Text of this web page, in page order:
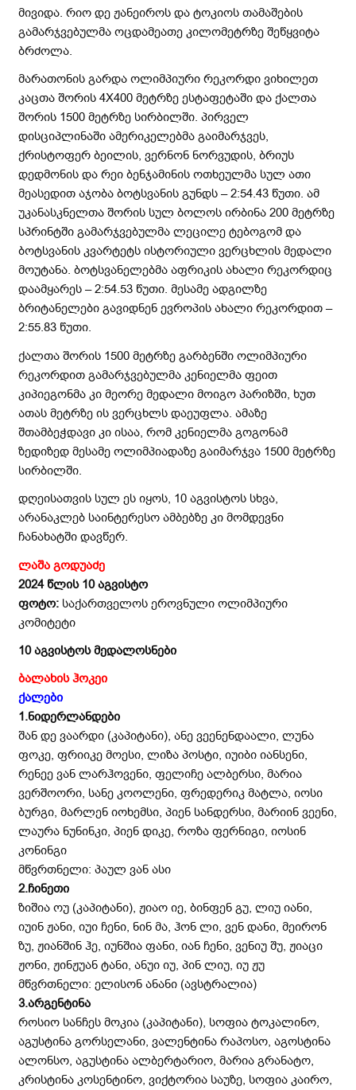
მივიდა. რიო დე ჟანეიროს და ტოკიოს თამაშების
გამარჯვებულმა ოცდამეათე კილომეტრზე შეწყვიტა
ბრძოლა.
მარათონის გარდა ოლიმპიური რეკორდი ვიხილეთ
კაცთა შორის 4X400 მეტრზე ესტაფეტაში და ქალთა
შორის 1500 მეტრზე სირბილში. პირველ
დისციპლინაში ამერიკელებმა გაიმარჯვეს,
ქრისტოფერ ბეილის, ვერნონ ნორვუდის, ბრიუს
დედმონის და რეი ბენჯამინის ოთხეულმა სულ ათი
მეასედით აჯობა ბოტსვანის გუნდს – 2:54.43 წუთი. ამ
უკანასკნელთა შორის სულ ბოლოს ირბინა 200 მეტრზე
სპრინტში გამარჯვებულმა ლეცილე ტებოგომ და
ბოტსვანის კვარტეტს ისტორიული ვერცხლის მედალი
მოუტანა. ბოტსვანელებმა აფრიკის ახალი რეკორდიც
დაამყარეს – 2:54.53 წუთი. მესამე ადგილზე
ბრიტანელები გავიდნენ ევროპის ახალი რეკორდით –
2:55.83 წუთი.
ქალთა შორის 1500 მეტრზე გარბენში ოლიმპიური
რეკორდით გამარჯვებულმა კენიელმა ფეით
კიპიეგონმა კი მეორე მედალი მოიგო პარიზში, ხუთ
ათას მეტრზე ის ვერცხლს დაეუფლა. ამაზე
შთამბეჭდავი კი ისაა, რომ კენიელმა გოგონამ
ზედიზედ მესამე ოლიმპიადაზე გაიმარჯვა 1500 მეტრზე
სირბილში.
დღეისათვის სულ ეს იყოს, 10 აგვისტოს სხვა,
არანაკლებ საინტერესო ამბებზე კი მომდევნი
ჩანახატში დავწერ.
ლაშა გოდუაძე
2024 წლის 10 აგვისტო
ფოტო: საქართველოს ეროვნული ოლიმპიური
კომიტეტი
10 აგვისტოს მედალოსნები
ბალახის ჰოკეი
ქალები
1.ნიდერლანდები
შან დე ვაარდი (კაპიტანი), ანე ვეენენდაალი, ლუნა
ფოკე, ფრიიკე მოესი, ლიზა პოსტი, იუიბი იანსენი,
რენეე ვან ლარჰოვენი, ფელიჩე ალბერსი, მარია
ვერშოორი, სანე კოოლენი, ფრედერიკ მატლა, იოსი
ბურგი, მარლენ იოხემსი, პიენ სანდერსი, მარიინ ვეენი,
ლაურა ნუნინკი, პიენ დიკე, როზა ფერნიგი, იოსინ
კონინგი
მწვრთნელი: პაულ ვან ასი
2.ჩინეთი
ზიშია ოუ (კაპიტანი), ჟიაო იე, ბინფენ გუ, ლიუ იანი,
იუინ ჟანი, იუი ჩენი, ნინ მა, ჰონ ლი, ვენ დანი, მეირონ
ზუ, ჟიანშინ ჰე, იუნშია ფანი, იან ჩენი, ვენიუ შუ, ჟიაცი
ჟონი, ჟინჟუან ტანი, ანუი იუ, პინ ლიუ, იუ ჟუ
მწვრთნელი: ელისონ ანანი (ავსტრალია)
3.არგენტინა
როსიო სანჩეს მოკია (კაპიტანი), სოფია ტოკალინო,
აგუსტინა გორსელანი, ვალენტინა რაპოსო, აგოსტინა
ალონსო, აგუსტინა ალბერტარიო, მარია გრანატო,
კრისტინა კოსენტინო, ვიქტორია საუზე, სოფია კაირო,